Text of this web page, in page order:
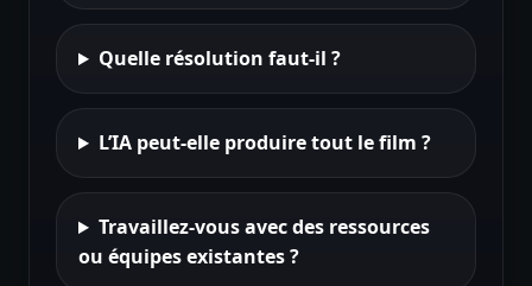
Quelle résolution faut-il ?
L’IA peut-elle produire tout le film ?
Travaillez-vous avec des ressources
ou équipes existantes ?